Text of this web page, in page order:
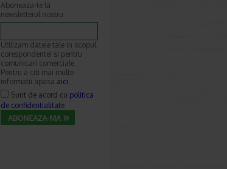
Aboneaza-te la
newsletterul nostru
Utilizam datele tale in scopul
corespondentei si pentru
comunicari comerciale.
Pentru a citi mai multe
informatii apasa aici.
Sunt de acord cu politica
de confidentialitate